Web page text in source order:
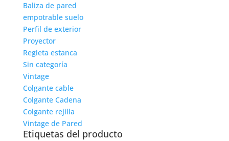
Baliza de pared
empotrable suelo
Perfil de exterior
Proyector
Regleta estanca
Sin categoría
Vintage
Colgante cable
Colgante Cadena
Colgante rejilla
Vintage de Pared
Etiquetas del producto